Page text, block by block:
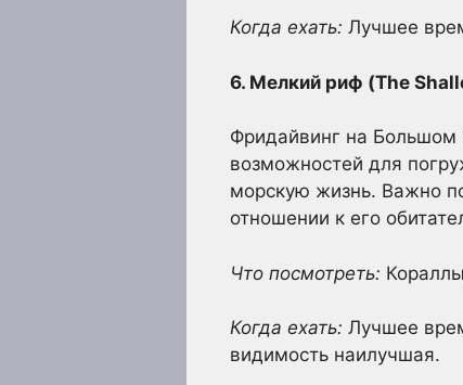
Когда ехать: Лучшее
6. Мелкий риф (The
Фридайвинг на Большом
возможностей для
морскую жизнь. Важно
отношении к его
Что посмотреть:
Когда ехать: Лучшее
видимость наилучшая.